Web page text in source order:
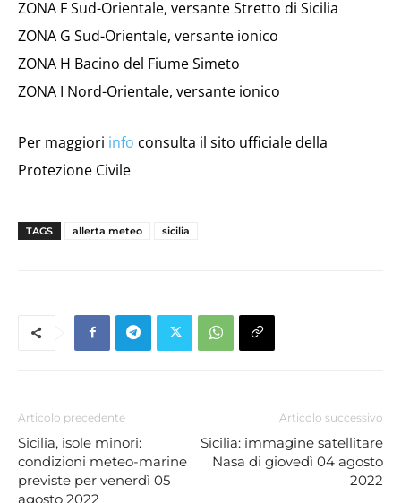
ZONA F Sud-Orientale, versante Stretto di Sicilia
ZONA G Sud-Orientale, versante ionico
ZONA H Bacino del Fiume Simeto
ZONA I Nord-Orientale, versante ionico
Per maggiori info consulta il sito ufficiale della
Protezione Civile
TAGS allerta meteo sicilia
Articolo precedente
Sicilia, isole minori:
condizioni meteo-marine
previste per venerdì 05
agosto 2022
Articolo successivo
Sicilia: immagine satellitare
Nasa di giovedì 04 agosto
2022